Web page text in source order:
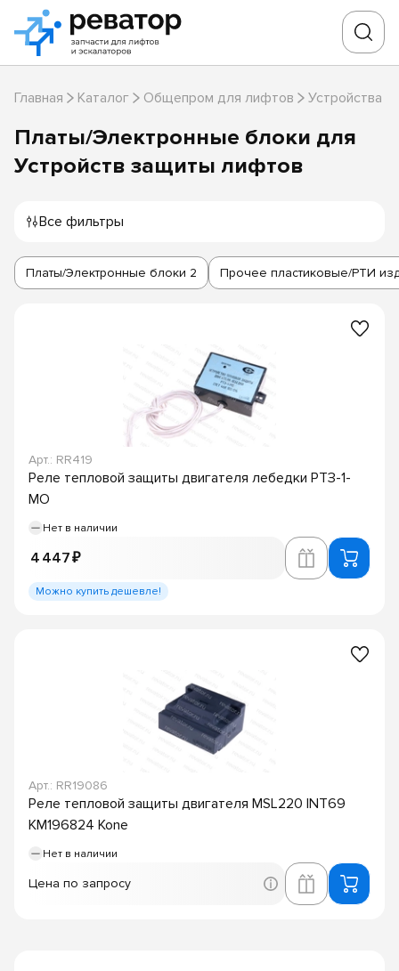
Главная Каталог Общепром для лифтов Устройства
Платы/Электронные блоки для
Устройств защиты лифтов
Все фильтры
Платы/Электронные блоки 2 Прочее пластиковые/РТИ
Арт.: RR419
Реле тепловой защиты двигателя лебедки РТЗ-1-
МО
Нет в наличии
4 447 ₽
Можно купить дешевле!
Арт.: RR19086
Реле тепловой защиты двигателя MSL220 INT69
KM196824 Kone
Нет в наличии
Цена по запросу